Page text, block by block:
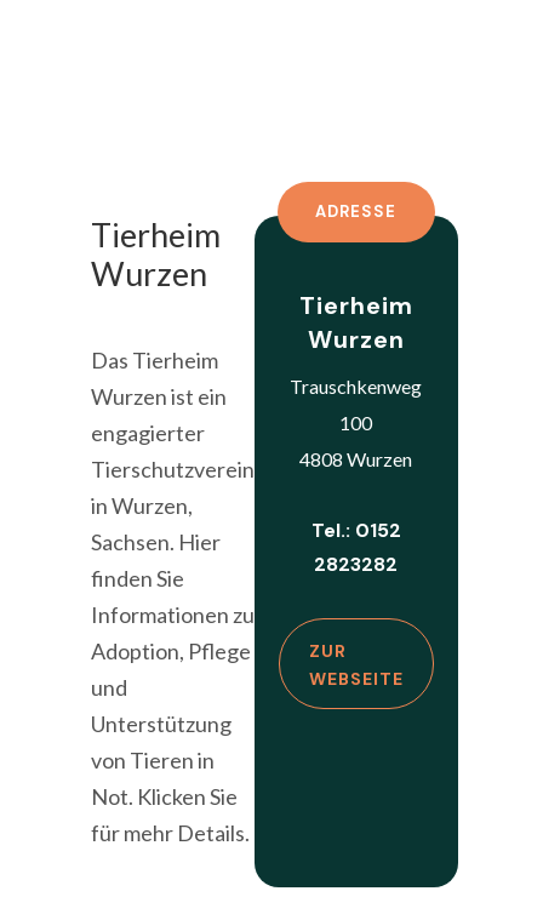
Tierheim
Wurzen
Das Tierheim
Wurzen ist ein
engagierter
Tierschutzverein
in Wurzen,
Sachsen. Hier
finden Sie
Informationen zu
Adoption, Pflege
und
Unterstützung
von Tieren in
Not. Klicken Sie
für mehr Details.
ADRESSE
Tierheim
Wurzen
Trauschkenweg
100
4808 Wurzen
Tel.: 0152
2823282
ZUR
WEBSEITE